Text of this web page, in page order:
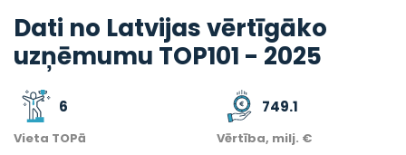
Dati no Latvijas vērtīgāko
uzņēmumu TOP101 - 2025
6
Vieta TOPā
749.1
Vērtība, milj. €